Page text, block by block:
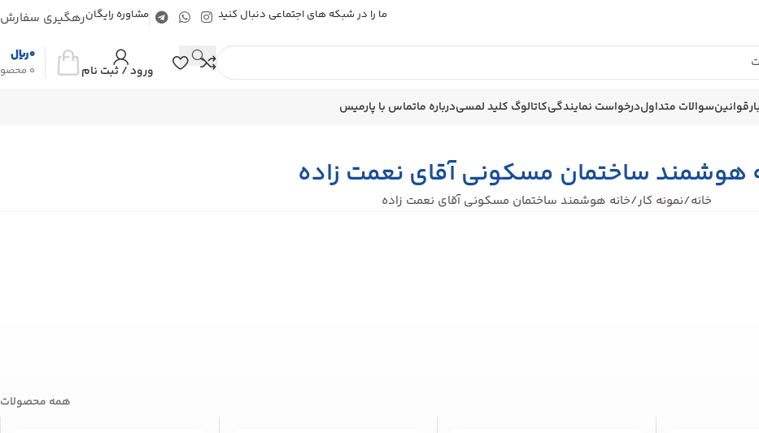
ما را در شبکه های اجتماعی دنبال کنید مشاوره رایگانرهگیری سفارش
ورود / ثبت نام 0
0ریال
قوانینسوالات متداولدرخواست نمایندگیکاتالوگ کلید لمسیدرباره ماتماس با پارمیس
هوشمند ساختمان مسکونی آقای نعمت زاده
خانه نمونه کار خانه هوشمند ساختمان مسکونی آقای نعمت زاده
همه محصولات